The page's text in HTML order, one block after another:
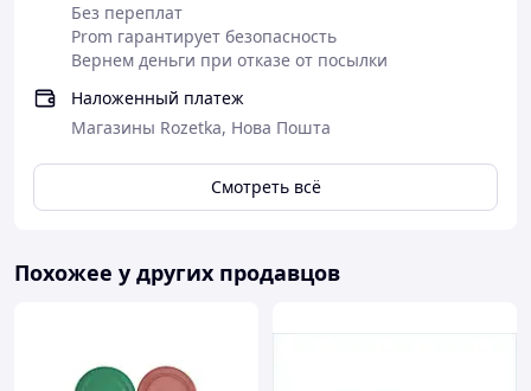
Без переплат
Prom гарантирует безопасность
Вернем деньги при отказе от посылки
Наложенный платеж
Магазины Rozetka, Нова Пошта
Смотреть всё
Похожее у других продавцов